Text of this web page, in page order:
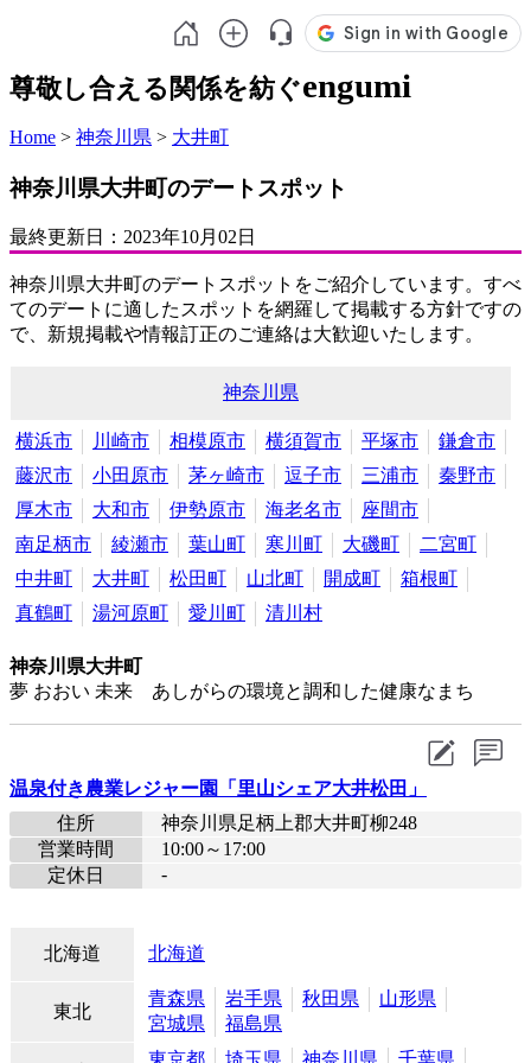
尊敬し合える関係を紡ぐengumi
Home > 神奈川県 > 大井町
神奈川県大井町のデートスポット
最終更新日： 2023年10月02日
神奈川県大井町のデートスポットをご紹介しています。すべ
てのデートに適したスポットを網羅して掲載する方針ですの
で、新規掲載や情報訂正のご連絡は大歓迎いたします。
神奈川県
横浜市 川崎市 相模原市 横須賀市 平塚市
鎌倉市
藤沢市
小田原市 茅ヶ崎市 逗子市 三浦市
秦野市
厚木市
大和市 伊勢原市 海老名市
座間市
南足柄市
綾瀬市 葉山町 寒川町 大磯町
二宮町
中井町
大井町 松田町 山北町 開成町
箱根町
真鶴町
湯河原町 愛川町 清川村
神奈川県大井町
夢 おおい 未来 あしがらの環境と調和した健康なまち
温泉付き農業レジャー園「里山シェア大井松田」
住所
神奈川県足柄上郡大井町柳248
営業時間
10:00～17:00
定休日
-
北海道 北海道
東北
青森県 岩手県 秋田県
山形県
宮城県
福島県